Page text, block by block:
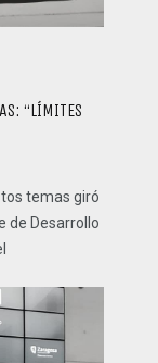
“LÍMITES
temas giró
de Desarrollo